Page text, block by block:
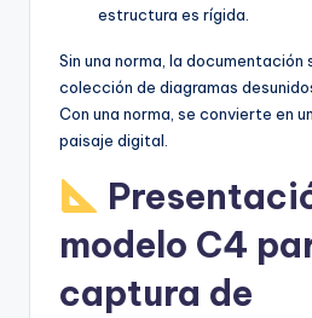
estructura es rígida.
Sin una norma, la documentación
colección de diagramas
Con una norma, se convierte en
paisaje digital.
modelo C4
captura de